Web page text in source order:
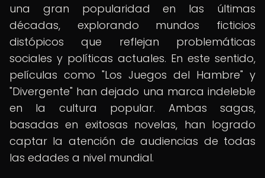
una gran popularidad en las últimas
décadas, explorando mundos ficticios
distópicos que reflejan problemáticas
sociales y políticas actuales. En este sentido,
películas como "Los Juegos del Hambre" y
"Divergente" han dejado una marca indeleble
en la cultura popular. Ambas sagas,
basadas en exitosas novelas, han logrado
captar la atención de audiencias de todas
las edades a nivel mundial.